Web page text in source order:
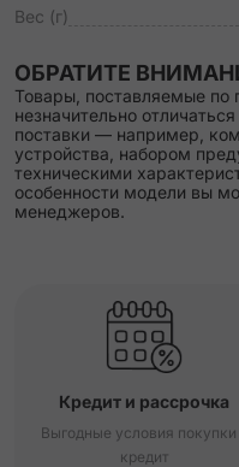
Вес (г)
ОБРАТИТЕ
Товары, поставляемые по
незначительно
поставки — например,
устройства, набором
техническими
особенности модели вы
менеджеров.
Кредит и рассрочка
Выгодные условия покупки
кредит